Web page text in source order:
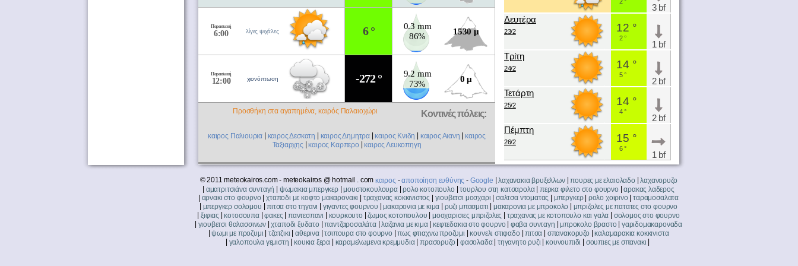
Προσθήκη στα αγαπημένα, καιρός Παλαιοχώρι Κοντινές πόλεις:
καιρος Παλιουρια καιρος Δεσκατη καιρος Δημητρα |καιρος Κνιδη καιρος Αιανη |καιρος
Ταξιαρχης |καιρος Καρπερο |καιρος Λευκοπηγη
3 bf
Δευτέρα
23/2 12 °
2 °
1 bf
Τρίτη
24/2 14 °
5 °
2 bf
Τετάρτη
25/2 14 °
4 °
2 bf
Πέμπτη
26/2 15 °
6 °
1 bf
Παρασκευή
6:00 λίγες ψιχάλες 6 °
0.3 mm
86%
1530 μ
Παρασκευή
12:00 χιονόπτωση -272 °
9.2 mm
73%
0 μ
© 2011 meteokairos.com - meteokairos @ hotmail . com καιρος -αποποίηση ευθύνης - Google |λαχανακια βρυξελλων|πουρες με ελαιολαδο |λαχανορυζο
| αματριτσιάνα συνταγή | ψωμακια μπεργκερ|μουστοκουλουρα|ρολο κοτοπουλο |τουρλου στη κατσαρολα| περκα φιλετο στο φουρνο |αρακας λαδερος
| αρνακι στο φουρνο |χταποδι με κοφτο μακαρονακι | τραχανας κοκκινιστος | γιουβετσι μοσχαρι | σαλτσα ντοματας | μπεργκερ| ρολο χοιρινο |ταραμοσαλατα
μπεργκερ σολομου |πιτσα στο τηγανι γιγαντες φουρνου |μακαρονια με κιμα ρυζι μπασματι μακαρονια με μπροκολο
μπριζολες με πατατες στο φουρνο
|ξιφιας |κοτοσουπα|φακες παντεσπανι κουρκουτο |ζωμος κοτοπουλου |μοσχαρισιες μπριζολες τραχανας με κοτοπουλο και γαλα
σολομος στο φουρνο
γιουβετσι θαλασσινων|χταποδι ξυδατο |παντζαροσαλάτα|λαζανια με κιμα|κεφτεδακια στο φουρνο φαβα συνταγη |μπροκολο βραστο
γαριδομακαροναδα
|ψωμι με προζυμι |τζατζικι |αθερινα|τσιπουρα στο φουρνο |πως φτιαχνω προζυμι |κουνελι στιφαδο |πιτσα σπανακορυζο |καλαμαρακια κοκκινιστα
| γαλοπουλα γεμιστη |κουκια ξερα | καραμελωμενα κρεμμυδια|πρασορυζο | φασολαδα| τηγανητο ρυζι |κουνουπιδι | σουπιες με σπανακι |